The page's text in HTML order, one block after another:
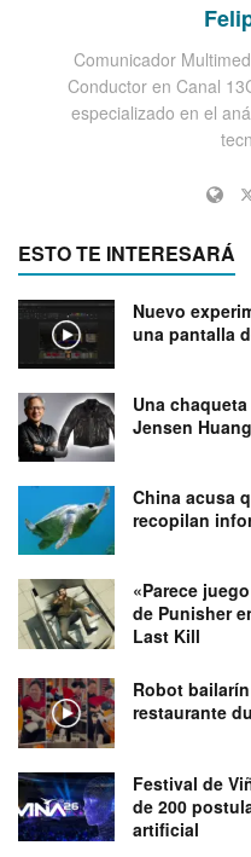
Comunicador
Conductor en Canal
especializado en el
ESTO TE INTERESARÁ
Nuevo
una pantalla
Una
Jensen
China acusa
recopilan
«Parece
de Punisher
Last Kill
Robot
restaurante
Festival de
de 200
artificial